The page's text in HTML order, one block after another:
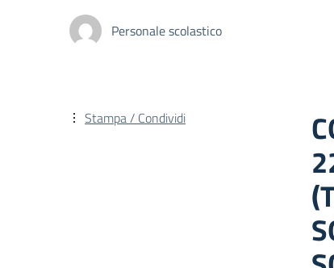
Personale scolastico
Stampa / Condividi